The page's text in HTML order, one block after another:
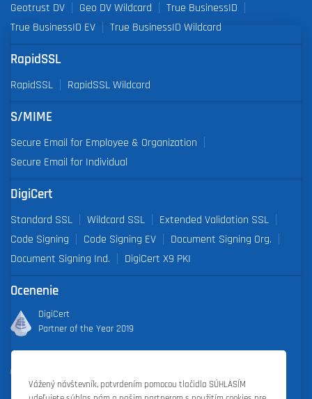
Geotrust DV Geo DV Wildcard
True BusinessID
True BusinessID EV
True BusinessID Wildcard
RapidSSL
RapidSSL RapidSSL Wildcard
S/MIME
Secure Email for Employee & Organization
Secure Email for Individual
DigiCert
Standard SSL Wildcard SSL
Extended Validation SSL
Code Signing
Code Signing EV
Document Signing Org.
Document Signing Ind.
DigiCert X9 PKI
Ocenenie
DigiCert
Partner of the Year 2019
2022
Vážený návštevník, potvrdením pomocou tlačidla SÚHLASÍM